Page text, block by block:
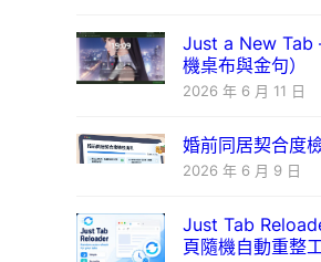
Just a New Tab
機桌布與金句）
2026 年 6 月 11 日
婚前同居契合度
2026 年 6 月 9 日
Just Tab
頁隨機自動重整